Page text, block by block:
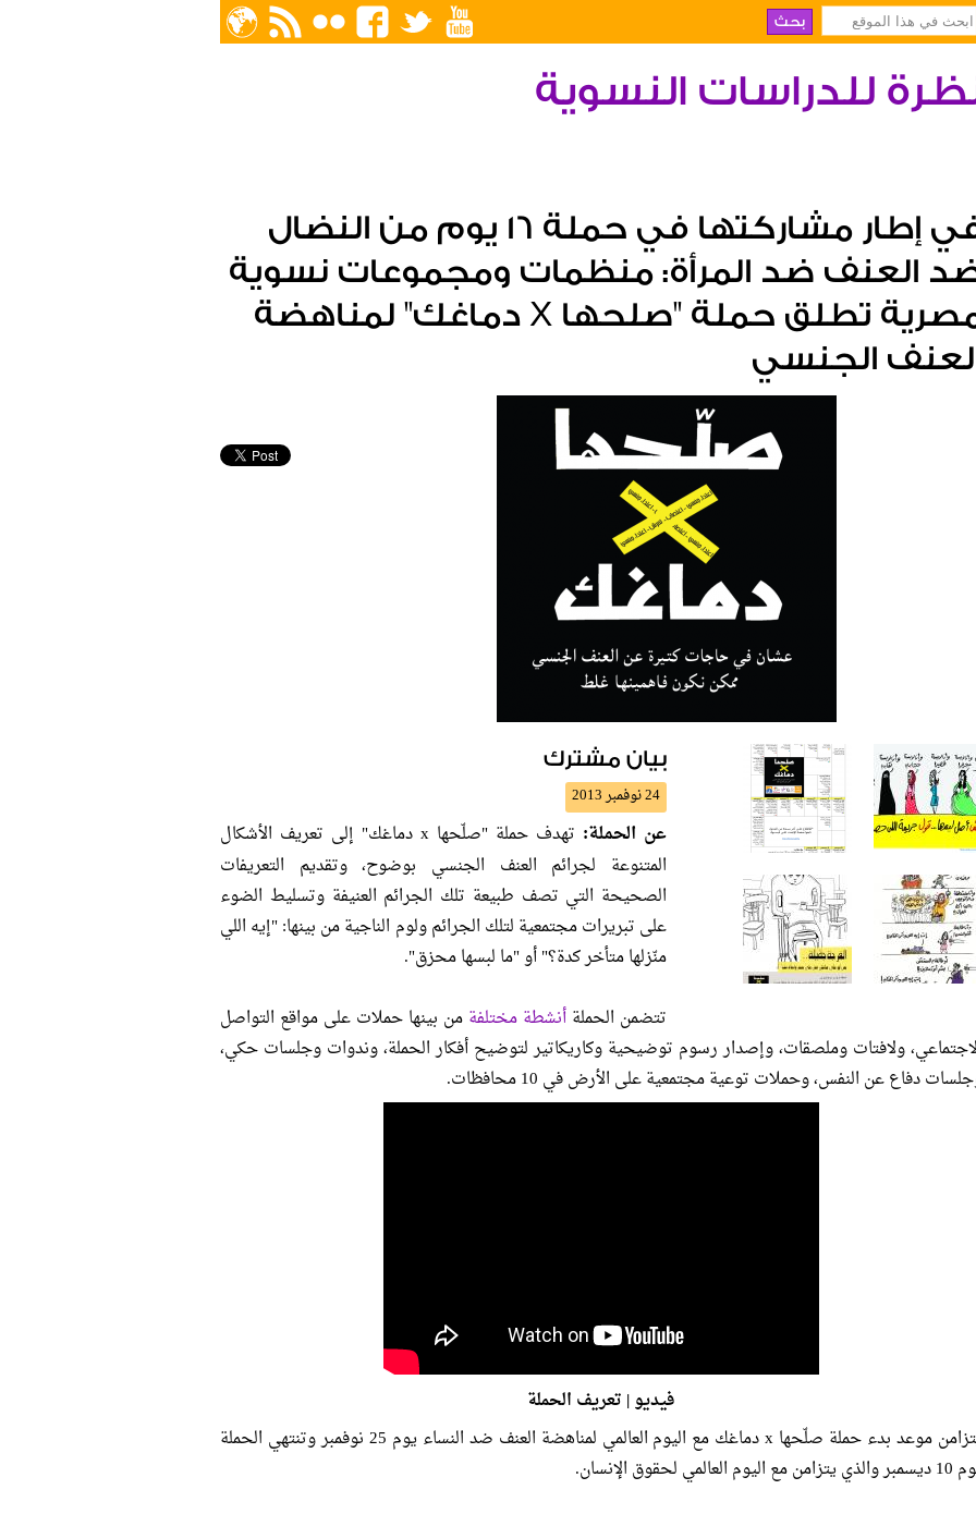
للدراسات النسوية
في إطار مشاركتها في حملة 16 يوم من النضال
العنف ضد المرأة: منظمات ومجموعات نسوية
مصرية تطلق حملة "صلحها X دماغك" لمناهضة
الجنسي
بيان مشترك
24 نوفمبر 2013
عن الحملة:
تهدف حملة "صلّحها x دماغك" إلى تعريف الأشكال
المتنوعة لجرائم العنف الجنسي بوضوح، وتقديم التعريفات
الصحيحة التي تصف طبيعة تلك الجرائم العنيفة وتسليط الضوء
على تبريرات مجتمعية لتلك الجرائم ولوم الناجية من بينها: "إيه اللي
منّزلها متأخر كدة؟" أو "ما لبسها محزق".
تتضمن الحملة أنشطة مختلفة من بينها حملات على مواقع التواصل
ولافتات وملصقات، وإصدار رسوم توضيحية وكاريكاتير لتوضيح أفكار الحملة، وندوات وجلسات حكي،
دفاع عن النفس، وحملات توعية مجتمعية على الأرض في 10 محافظات.
فيديو | تعريف الحملة
يتزامن موعد بدء حملة صلّحها x دماغك مع اليوم العالمي لمناهضة العنف ضد النساء يوم 25 نوفمبر وتنتهي الحملة
اليوم العالمي لحقوق الإنسان.